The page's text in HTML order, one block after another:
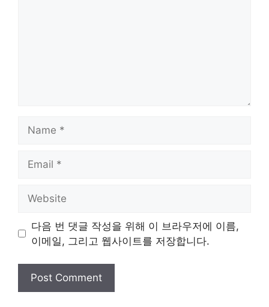
다음 번 댓글 작성을 위해 이 브라우저에 이름,
이메일, 그리고 웹사이트를 저장합니다.